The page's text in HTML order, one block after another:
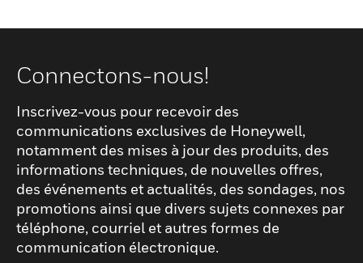
Connectons-nous!
Inscrivez-vous pour recevoir des
communications exclusives de Honeywell,
notamment des mises à jour des produits, des
informations techniques, de nouvelles offres,
des événements et actualités, des sondages, nos
promotions ainsi que divers sujets connexes par
téléphone, courriel et autres formes de
communication électronique.